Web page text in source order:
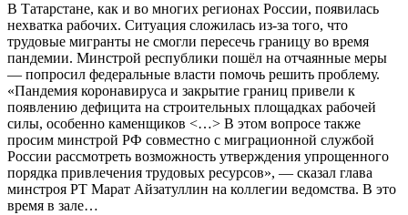
В Татарстане, как и во многих регионах России, появилась
нехватка рабочих. Ситуация сложилась из-за того, что
трудовые мигранты не смогли пересечь границу во время
пандемии. Минстрой республики пошёл на отчаянные меры
— попросил федеральные власти помочь решить проблему.
«Пандемия коронавируса и закрытие границ привели к
появлению дефицита на строительных площадках рабочей
силы, особенно каменщиков <…> В этом вопросе также
просим минстрой РФ совместно с миграционной службой
России рассмотреть возможность утверждения упрощенного
порядка привлечения трудовых ресурсов», — сказал глава
минстроя РТ Марат Айзатуллин на коллегии ведомства. В это
время в зале…